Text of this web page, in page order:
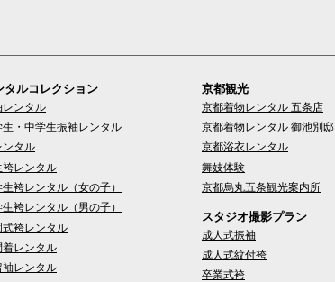
タルコレクション
レンタル
生・中学生振袖レンタル
ンタル
袴レンタル
袴レンタル（女の子）
袴レンタル（男の子）
式袴レンタル
着レンタル
袖レンタル
京都観光
京都着物レンタル 五条店
京都着物レンタル 御池別邸
京都浴衣レンタル
舞妓体験
京都烏丸五条観光案内所
スタジオ撮影プラン
成人式振袖
成人式紋付袴
卒業式袴